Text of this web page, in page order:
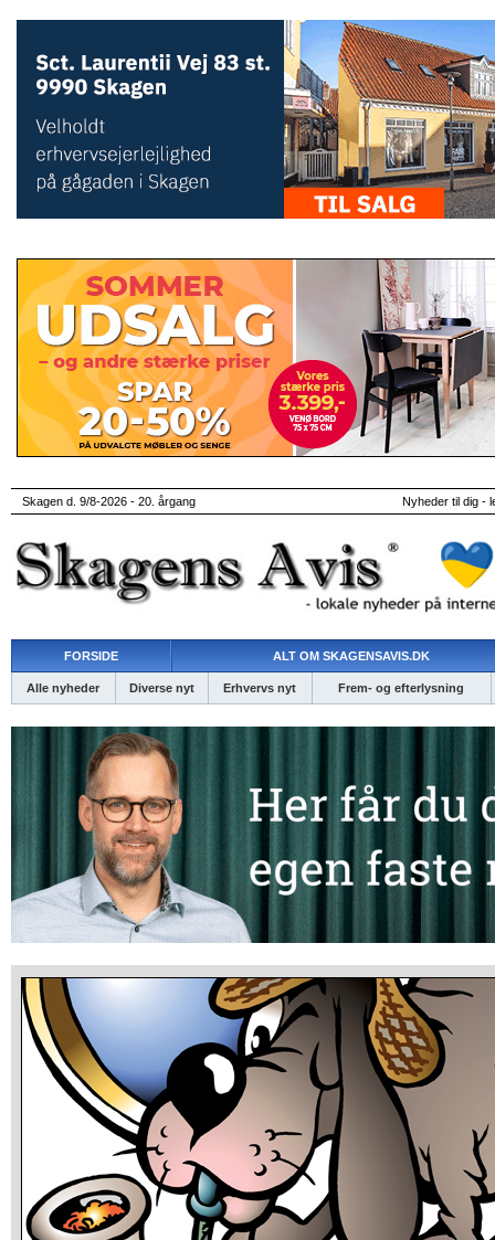
Skagen d. 9/8-2026 - 20. årgang Nyheder til dig -
FORSIDE ALT OM SKAGENSAVIS.DK
Alle nyheder Diverse nyt Erhvervs nyt Frem- og efterlysning